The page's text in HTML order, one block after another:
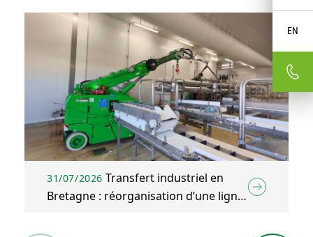
EN
31/07/2026 Transfert industriel en
Bretagne : réorganisation d’une ligne